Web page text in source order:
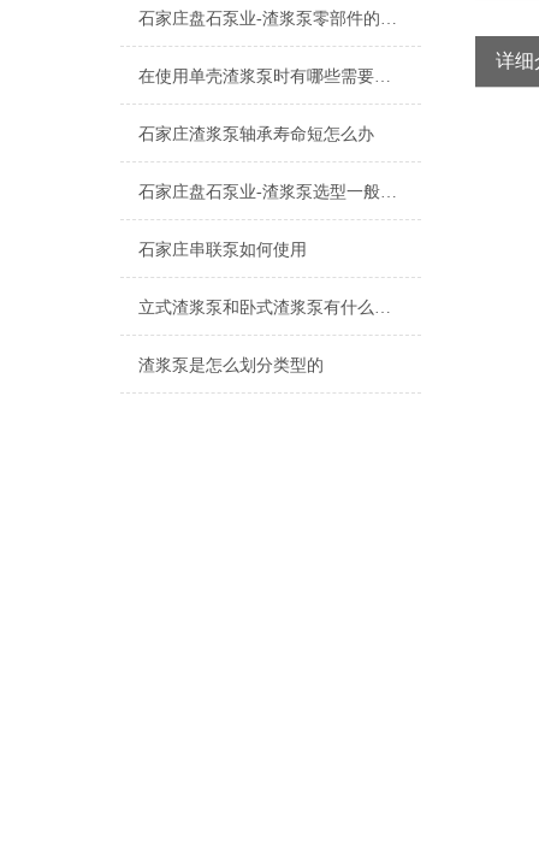
石家庄盘石泵业-渣浆泵零部件的加工工艺
在使用单壳渣浆泵时有哪些需要我们注意的呢
石家庄渣浆泵轴承寿命短怎么办
石家庄盘石泵业-渣浆泵选型一般程序及需考虑的几方面因素有哪些？
石家庄串联泵如何使用
立式渣浆泵和卧式渣浆泵有什么不同?
渣浆泵是怎么划分类型的
详细